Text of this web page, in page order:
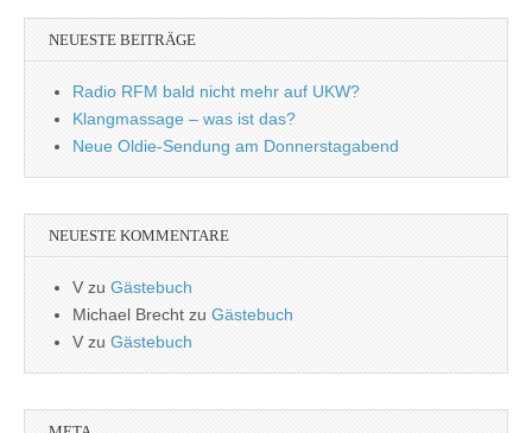
NEUESTE BEITRÄGE
Radio RFM bald nicht mehr auf UKW?
Klangmassage – was ist das?
Neue Oldie-Sendung am Donnerstagabend
NEUESTE KOMMENTARE
V zu Gästebuch
Michael Brecht zu Gästebuch
Vzu Gästebuch